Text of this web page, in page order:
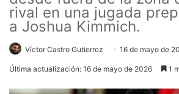
rival en una jugada
a Joshua Kimmich.
Víctor Castro Gutierrez 16 de mayo de
Última actualización: 16 de mayo de 2026 1